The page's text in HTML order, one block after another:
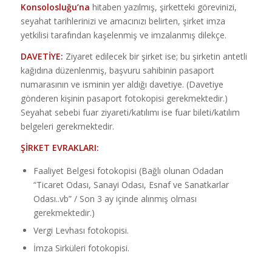
Konsolosluğu’na hitaben yazılmış, şirketteki görevinizi,
seyahat tarihlerinizi ve amacınızı belirten, şirket imza
yetkilisi tarafından kaşelenmiş ve imzalanmış dilekçe.
DAVETİYE: Ziyaret edilecek bir şirket ise; bu şirketin antetli
kağıdına düzenlenmiş, başvuru sahibinin pasaport
numarasının ve isminin yer aldığı davetiye. (Davetiye
gönderen kişinin pasaport fotokopisi gerekmektedir.)
Seyahat sebebi fuar ziyareti/katılımı ise fuar bileti/katılım
belgeleri gerekmektedir.
ŞİRKET EVRAKLARI:
Faaliyet Belgesi fotokopisi (Bağlı olunan Odadan
“Ticaret Odası, Sanayi Odası, Esnaf ve Sanatkarlar
Odası..vb” / Son 3 ay içinde alınmış olması
gerekmektedir.)
Vergi Levhası fotokopisi.
İmza Sirküleri fotokopisi.